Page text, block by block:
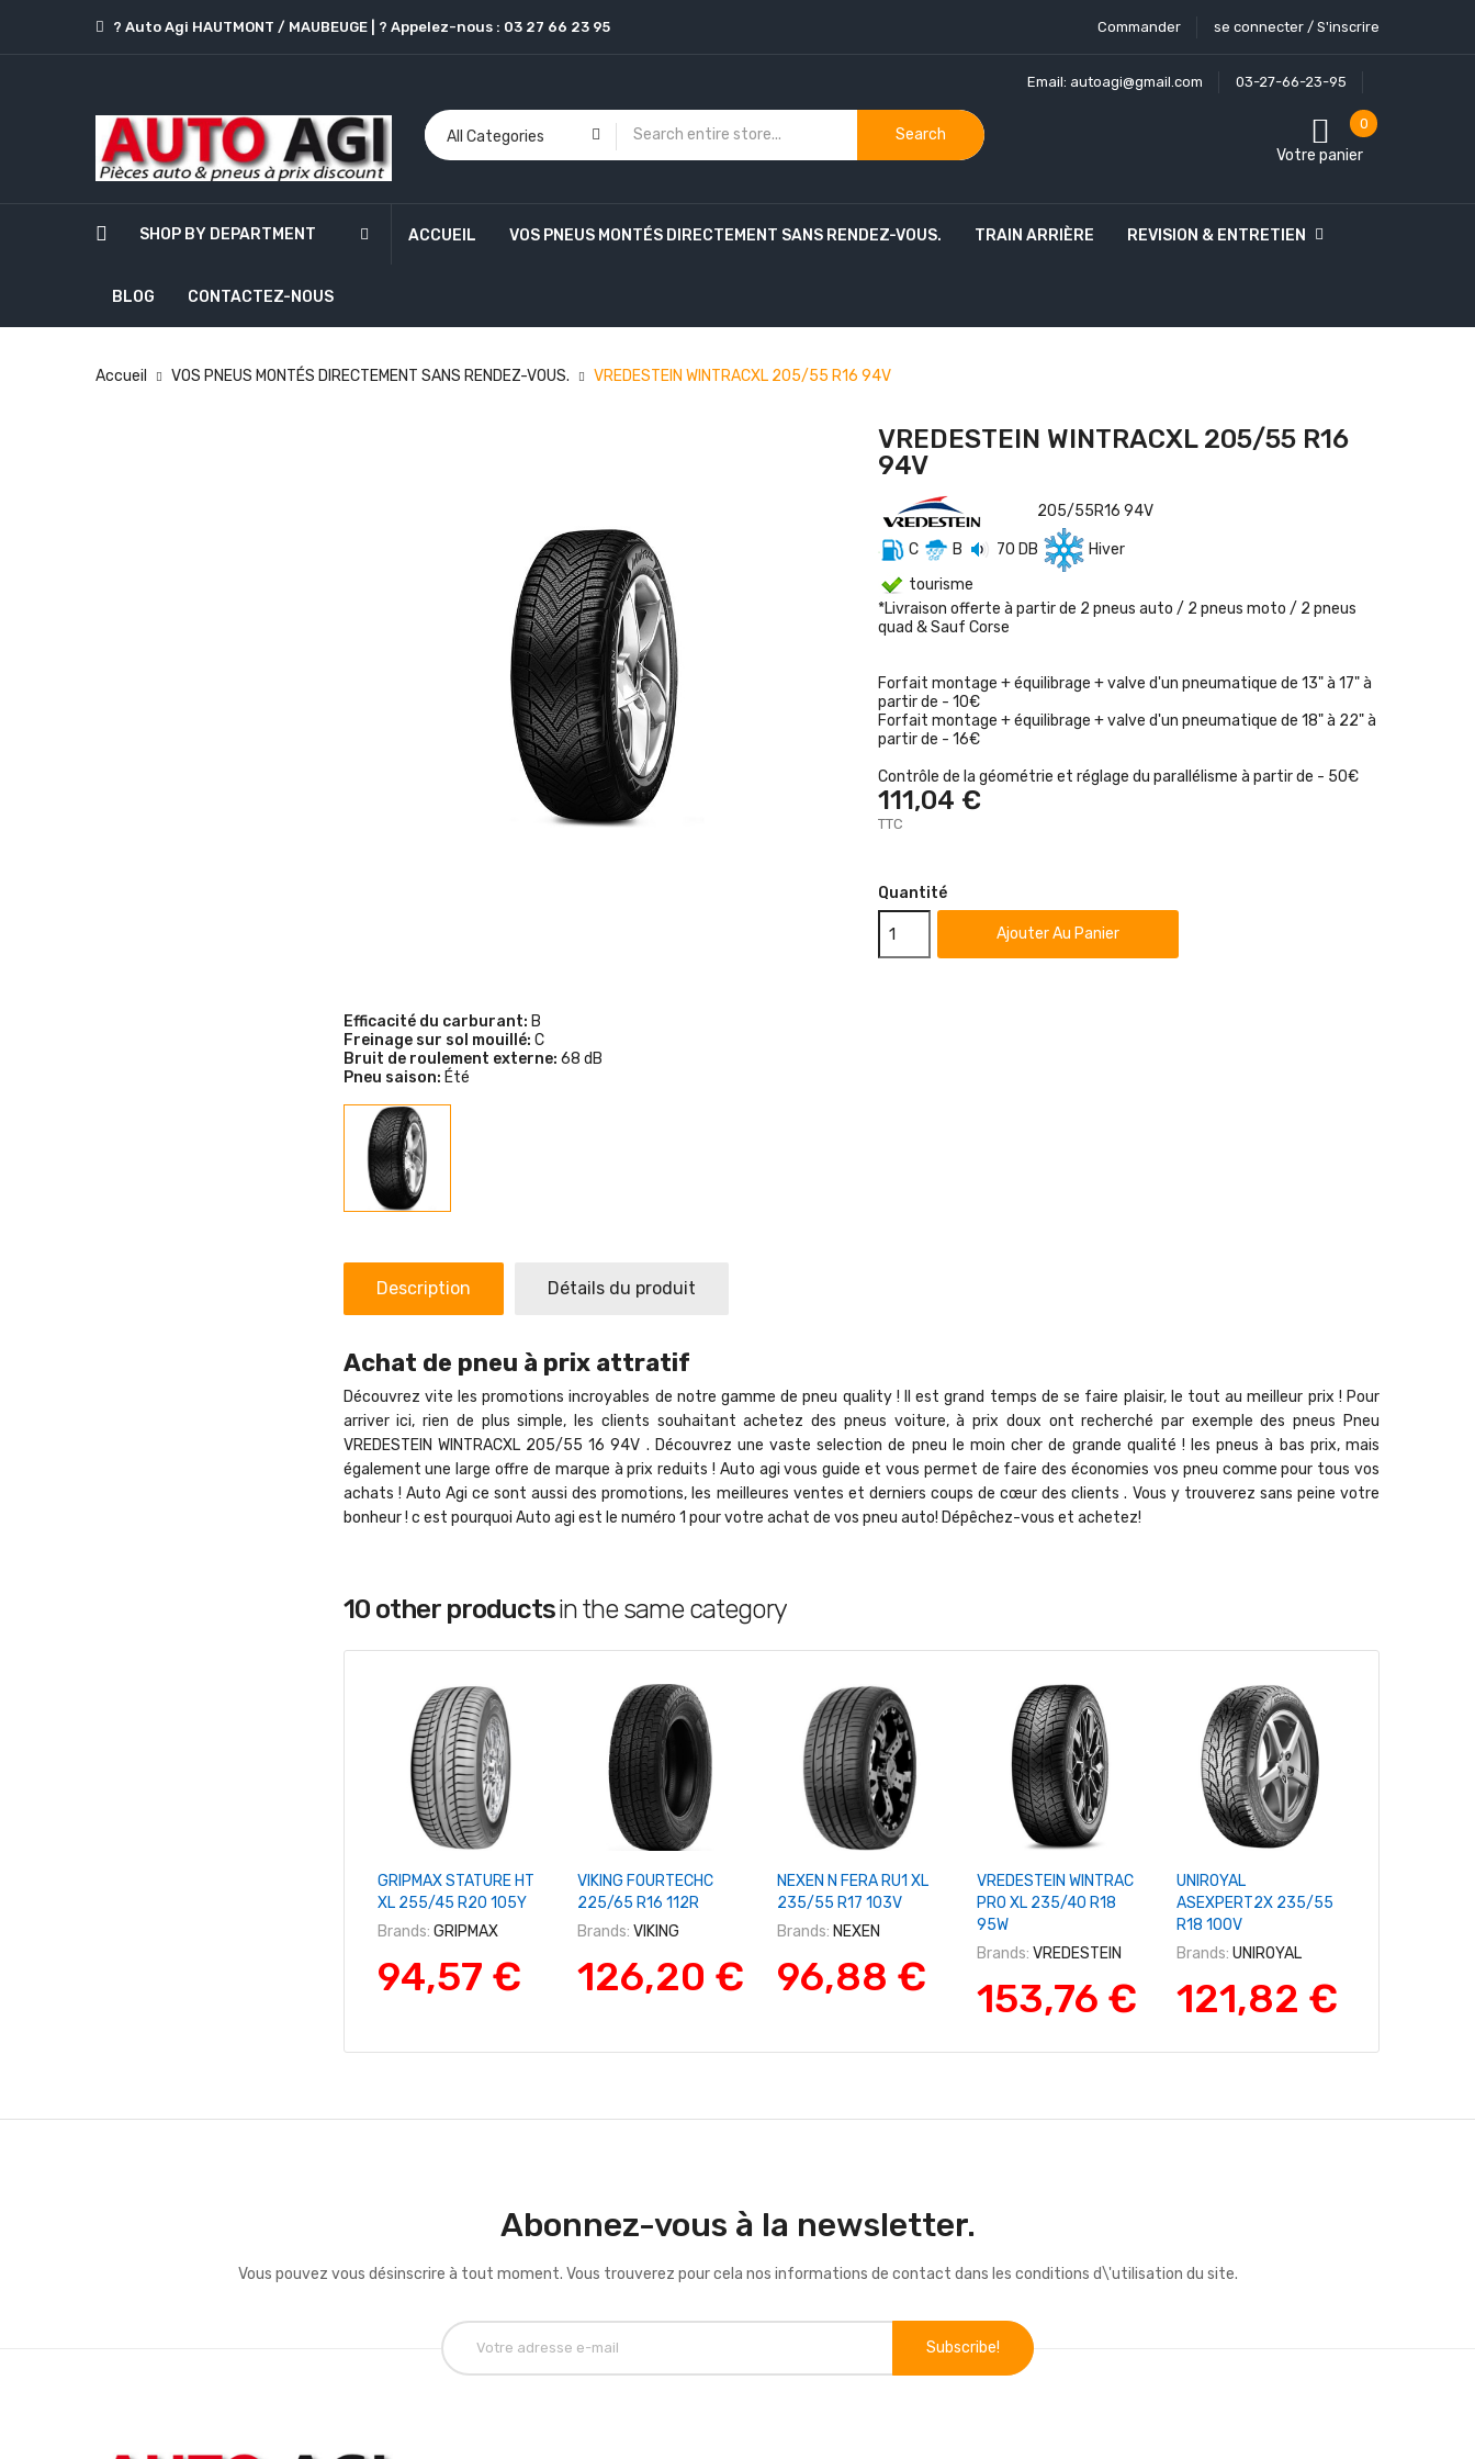
? Auto Agi HAUTMONT / MAUBEUGE ? Appelez-nous : 03 27 66 23 95 se connecter / S'inscrire
Commander
03-27-66-23-95
Email: autoagi@gmail.com
Search
0
Votre panier
SHOP BY DEPARTMENT ACCUEIL VOS PNEUS MONTÉS DIRECTEMENT SANS RENDEZ-VOUS. TRAIN ARRIÈRE REVISION & ENTRETIEN
BLOG CONTACTEZ-NOUS
Accueil VOS PNEUS MONTÉS DIRECTEMENT SANS RENDEZ-VOUS. VREDESTEIN WINTRACXL 205/55 R16 94V
Efficacité du carburant: B
Freinage sur sol mouillé: C
Bruit de roulement externe: 68 dB
Pneu saison: Été
VREDESTEIN WINTRACXL 205/55 R16
94V
205/55R16 94V
C B 70 DB
Hiver
tourisme
*Livraison offerte à partir de 2 pneus auto / 2 pneus moto / 2 pneus
quad & Sauf Corse
Forfait montage + équilibrage + valve d'un pneumatique de 13" à 17" à
partir de - 10€
Forfait montage + équilibrage + valve d'un pneumatique de 18" à 22" à
partir de - 16€
Contrôle de la géométrie et réglage du parallélisme à partir de - 50€
111,04 €
TTC
Quantité
Ajouter Au Panier
Description Détails du produit
Achat de pneu à prix attratif
Découvrez vite les promotions incroyables de notre gamme de pneu quality ! Il est grand temps de se faire plaisir, le tout au meilleur prix ! Pour
arriver ici, rien de plus simple, les clients souhaitant achetez des pneus voiture, à prix doux ont recherché par exemple des pneus Pneu
VREDESTEIN WINTRACXL 205/55 16 94V . Découvrez une vaste selection de pneu le moin cher de grande qualité ! les pneus à bas prix, mais
également une large offre de marque à prix reduits ! Auto agi vous guide et vous permet de faire des économies vos pneu comme pour tous vos
achats ! Auto Agi ce sont aussi des promotions, les meilleures ventes et derniers coups de cœur des clients . Vous y trouverez sans peine votre
bonheur ! c est pourquoi Auto agi est le numéro 1 pour votre achat de vos pneu auto! Dépêchez-vous et achetez!
10 other productsin the same category
+ Ajouter Au Panier
GRIPMAX STATURE HT
XL 255/45 R20 105Y
Brands: GRIPMAX
94,57 €
+ Ajouter Au Panier
VIKING FOURTECHC
225/65 R16 112R
Brands: VIKING
126,20 €
+ Ajouter Au Panier
NEXEN N FERA RU1 XL
235/55 R17 103V
Brands: NEXEN
96,88 €
+ Ajouter Au Panier
VREDESTEIN WINTRAC
PRO XL 235/40 R18
95W
Brands: VREDESTEIN
153,76 €
+ Ajouter Au Panier
UNIROYAL
ASEXPERT2X 235/55
R18 100V
Brands: UNIROYAL
121,82 €
Abonnez-vous à la newsletter.
Vous pouvez vous désinscrire à tout moment. Vous trouverez pour cela nos informations de contact dans les conditions d\'utilisation du site.